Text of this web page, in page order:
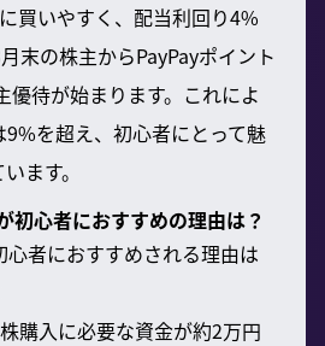
買いやすく、配当利回り4%
末の株主からPayPayポイント
優待が始まります。これによ
9%を超え、初心者にとって魅
ます。
初心者におすすめの理由は？
者におすすめされる理由は
購入に必要な資金が約2万円